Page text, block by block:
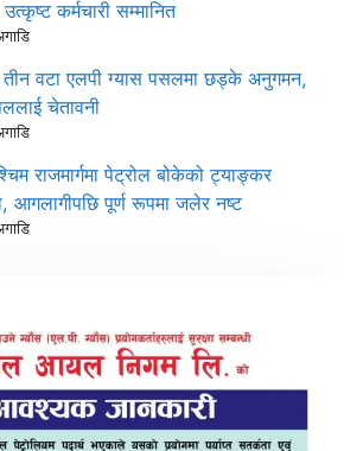
कर्मचारी सम्मानित
तीन वटा एलपी ग्यास पसलमा छड्के अनुगमन,
चेतावनी
राजमार्गमा पेट्रोल बोकेको ट्याङ्कर
आगलागीपछि पूर्ण रूपमा जलेर नष्ट